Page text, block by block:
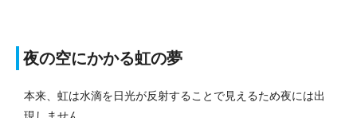
夜の空にかかる虹の夢
本来、虹は水滴を日光が反射することで見えるため夜には出